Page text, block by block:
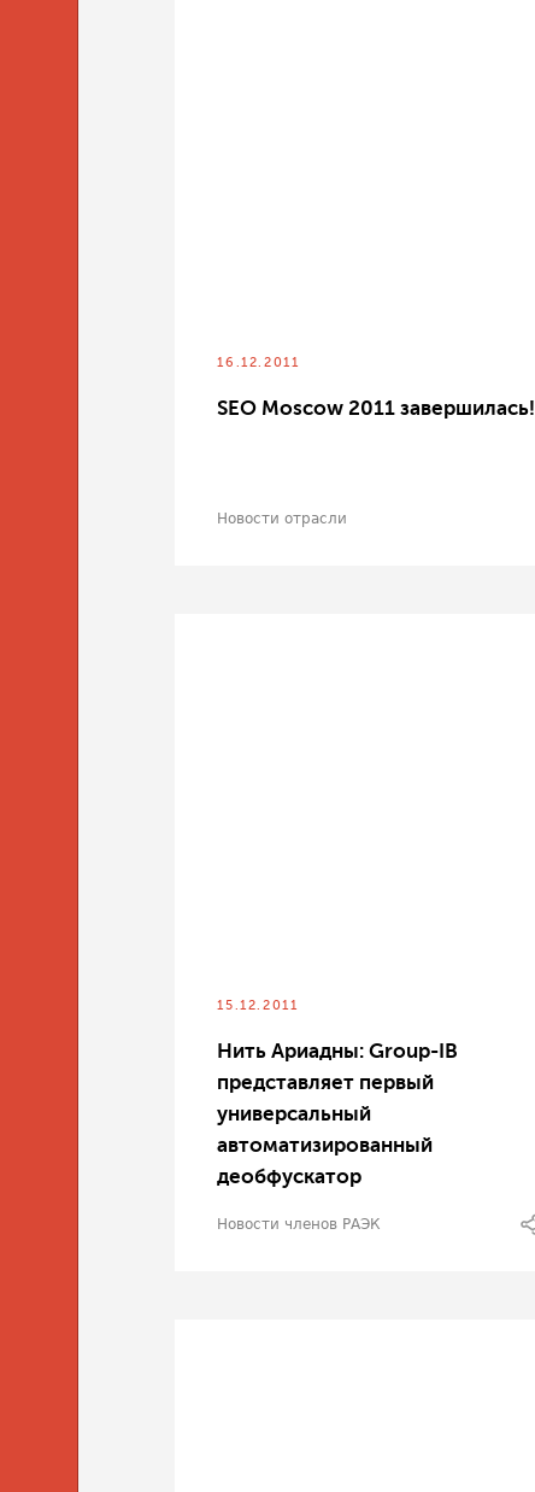
16.12.2011
SEO Moscow 2011 завершилась!
Новости отрасли
15.12.2011
Нить Ариадны: Group-IB
представляет первый
универсальный
автоматизированный
деобфускатор
Новости членов РАЭК